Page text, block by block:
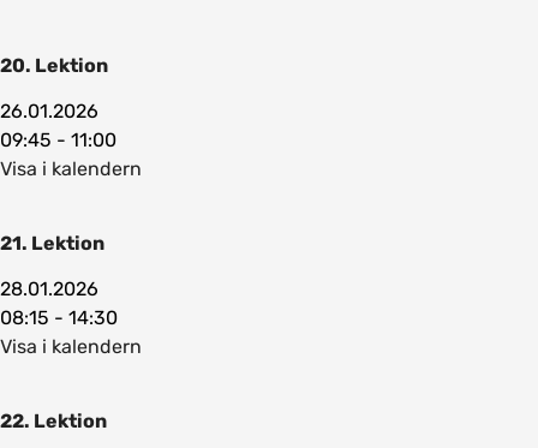
20. Lektion
26.01.2026
09:45 - 11:00
Visa i kalendern
21. Lektion
28.01.2026
08:15 - 14:30
Visa i kalendern
22. Lektion